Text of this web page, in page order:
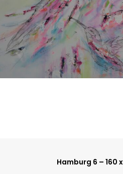
Hamburg 6 – 160